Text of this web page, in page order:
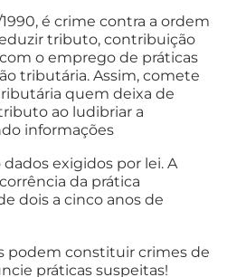
é crime contra a ordem
tributo, contribuição
o emprego de práticas
tributária. Assim, comete
quem deixa de
ao ludibriar a
informações
exigidos por lei. A
da prática
dois a cinco anos de
podem constituir crimes de
práticas suspeitas!